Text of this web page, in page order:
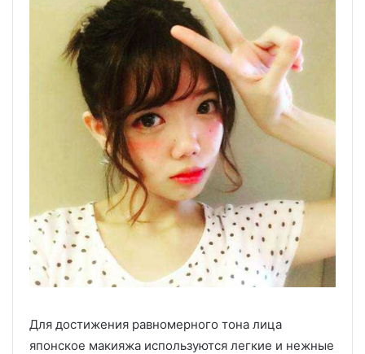
Для достижения равномерного тона лица
японское макияжа используются легкие и нежные